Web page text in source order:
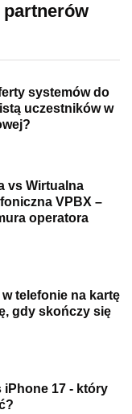
partnerów
systemów do
uczestników w
vs Wirtualna
VPBX –
operatora
telefonie na kartę
gdy skończy się
iPhone 17 - który